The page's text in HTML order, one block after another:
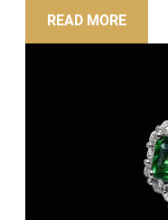
READ MORE